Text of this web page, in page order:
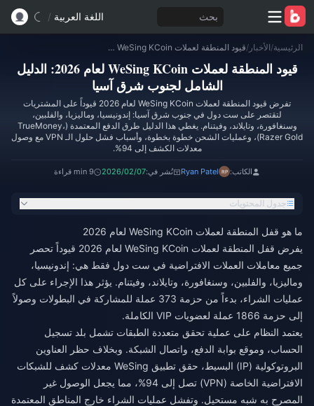
بحث اللغة العربية /
الرئيسية/الأخبار / قيود المنطقة لعملات WeSing KCoin لعام 2026: الدليل الشامل لجنوب شرق آسيا
قيود المنطقة لعملات WeSing KCoin لعام 2026: الدليل
الشامل لجنوب شرق آسيا
تفرض قيود المنطقة لعملات WeSing KCoin لعام 2026 قيوداً على المشتريات
لتقتصر على ست دول في جنوب شرق آسيا: إندونيسيا، وماليزيا، والفلبين،
وسنغافورة، وتايلاند، وفيتنام. يغطي هذا الدليل طرق الدفع المعتمدة (TrueMoney،
Razer Gold)، وعمليات الشحن خطوة بخطوة، وأسباب فشل حلول الـ VPN مع وصول
معدلات الكشف إلى 94%.
الكاتب: Ryan Patel نُشر في:2026/02/07 9 min قراءة
جدول المحتويات
ما هو قفل المنطقة لعملات WeSing KCoin لعام 2026
يفرض قفل المنطقة لعملات WeSing KCoin لعام 2026 قيوداً تحصر
جميع معاملات العملات الافتراضية في ست دول فقط هي: إندونيسيا،
وماليزيا، والفلبين، وسنغافورة، وتايلاند، وفيتنام. يؤثر هذا الإجراء على كل
عمليات الشراء، بدءاً من حزمة 373 عملة للمشاركة في البطولات وصولاً
إلى حزمة 1866 عملة لعضويات VIP الكاملة.
يعتمد النظام على عملية تحقق متعددة الطبقات تشمل بلد تسجيل
الحساب، وموقع بوابة الدفع، واتصال الشبكة. وبخلاف حظر العناوين
البروتوكولية (IP) البسيط، حقق تطبيق WeSing معدلات كشف للشبكات
الافتراضية الخاصة (VPN) تصل إلى 94%، مما يجعل الوصول غير
المصرح به شبه مستحيل. وتفشل عمليات الشراء خارج المناطق المعتمدة